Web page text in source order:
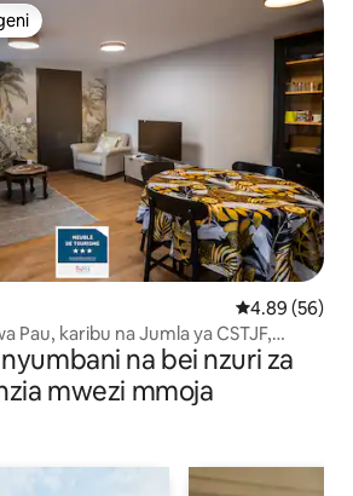
Ukadiriaji wa
4.89 (56)
Pau, karibu na Jumla ya CSTJF,
na bei nzuri za
mwezi mmoja